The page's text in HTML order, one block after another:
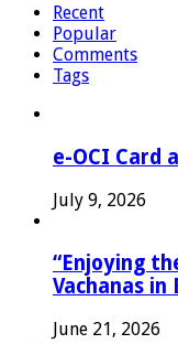
Recent
Popular
Comments
Tags
e-OCI Card
July 9, 2026
“Enjoying
Vachanas in
June 21, 2026